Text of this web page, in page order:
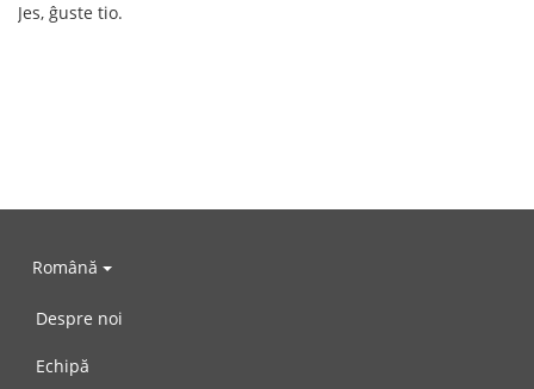
Jes, ĝuste tio.
Română
Despre noi
Echipă